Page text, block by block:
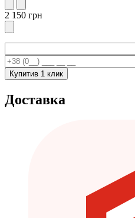
2 150 грн
Купитив 1 клик
Доставка